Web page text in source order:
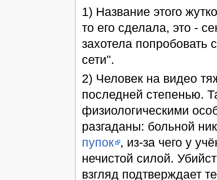
1) Название этого
то его сделала, это -
захотела попробовать
сети".
2) Человек на видео
последней степенью.
физиологическими
разгаданы: больной
пупок , из-за чего у
нечистой силой.
взгляд подтверждает